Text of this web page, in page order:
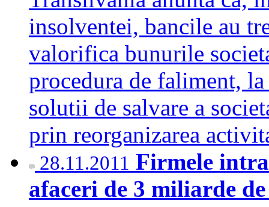
insolventei, bancile au
valorifica bunurile
procedura de faliment,
solutii de salvare a
prin reorganizarea
28.11.2011 Firmele
afaceri de 3 miliarde